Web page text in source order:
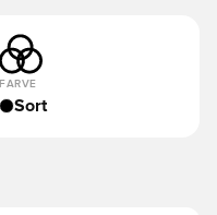
FARVE
Sort